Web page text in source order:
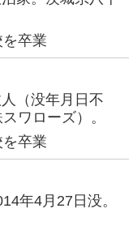
卒業
（没年月日不
ワローズ）。
卒業
年4月27日没。